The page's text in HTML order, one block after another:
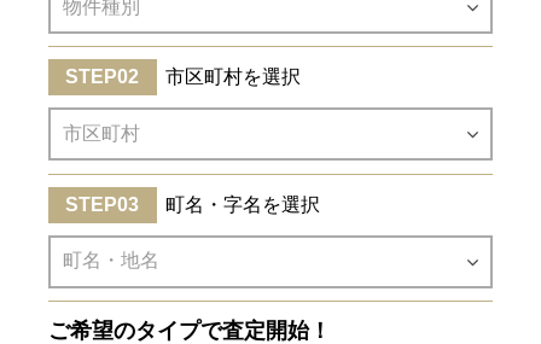
市区町村を選択
町名・字名を選択
ご希望のタイプで査定開始！